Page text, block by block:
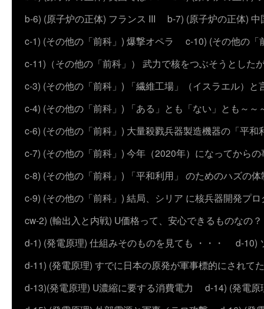
b-6) (原子炉の正体) フランス III
b-7) (原子炉の正体) 中
c-1) (その他の「前科」) 爆撃オペラ
c-10) (その他の「
c-11)（その他の「前科」） 武力で核をつぶそうとした
c-3) (その他の「前科」) 「繊維工場」（イスラエル）と
c-4) (その他の「前科」) 「ある」とも「ない」とも～～
c-6) (その他の「前科」) 大量殺戮兵器製造機器の「平
c-7) (その他の「前科」) 今年（2020年）になってからの
c-8) (その他の「前科」) 「平和利用」 のためのハズの
c-9) (その他の「前科」) 結局、シリア に核兵器開発プ
cw-2) (輸出入と内戦) U価格って、安心できるものなの？
d-1) (発電原理) 仕組みそのものを見ても ・・・
d-10)
d-11) (発電原理) すでに日本の原発が軍事標的にされて
d-13)(発電原理) U濃縮に要する消費電力
d-14) (発電